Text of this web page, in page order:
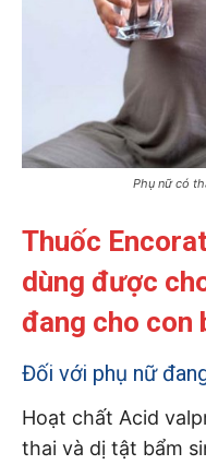
Phụ nữ có
Thuốc
dùng được
đang cho con
Đối với phụ nữ
Hoạt chất Acid
thai và dị tật bẩm